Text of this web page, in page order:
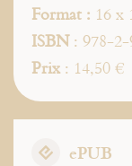
Format : 16 x
ISBN: 978-2-
Prix: 14,50 €
ePUB